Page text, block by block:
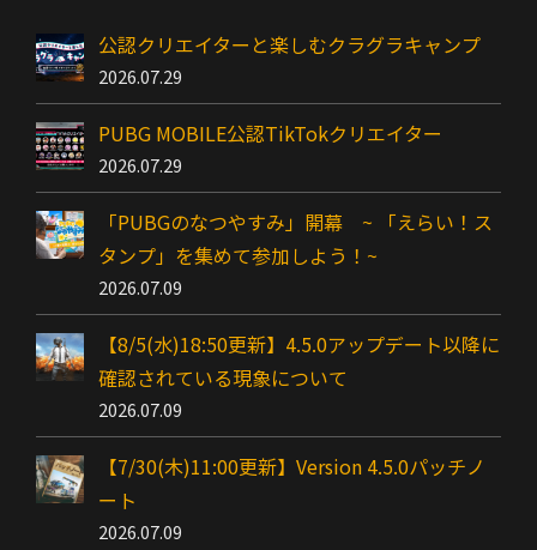
公認クリエイターと楽しむクラグラキャンプ
2026.07.29
PUBG MOBILE公認TikTokクリエイター
2026.07.29
「PUBGのなつやすみ」開幕 ~ 「えらい！ス
タンプ」を集めて参加しよう！~
2026.07.09
【8/5(水)18:50更新】4.5.0アップデート以降に
確認されている現象について
2026.07.09
【7/30(木)11:00更新】Version 4.5.0パッチノ
ート
2026.07.09